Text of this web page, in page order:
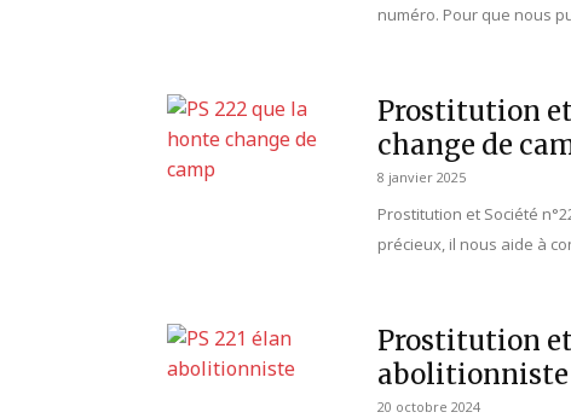
numéro. Pour que nous
Prostitution et
change de
8 janvier 2025
Prostitution et Société
précieux, il nous aide à
Prostitution et
abolitionniste
20 octobre 2024